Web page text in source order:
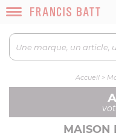
Accueil >
MAISON